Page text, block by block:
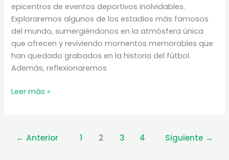
epicentros de eventos deportivos inolvidables.
Exploraremos algunos de los estadios más famosos
del mundo, sumergiéndonos en la atmósfera única
que ofrecen y reviviendo momentos memorables que
han quedado grabados en la historia del fútbol.
Además, reflexionaremos
Estadios
Conoce
Leer más »
← Anterior 1 2 3 4 Siguiente →